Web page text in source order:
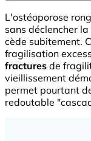
L'ostéoporose
sans déclencher
cède subitement.
fragilisation
fractures de
vieillissement
permet pourtant
redoutable